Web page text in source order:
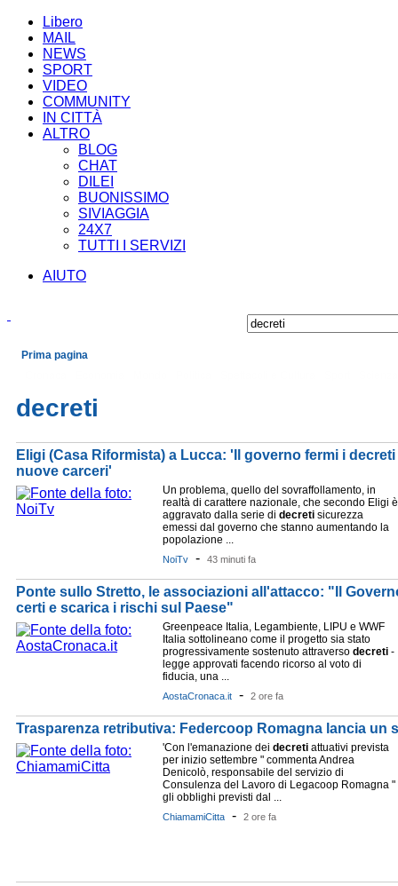
Libero
MAIL
NEWS
SPORT
VIDEO
COMMUNITY
IN CITTÀ
ALTRO
BLOG
CHAT
DILEI
BUONISSIMO
SIVIAGGIA
24X7
TUTTI I SERVIZI
AIUTO
Prima pagina
decreti
Eligi (Casa Riformista) a Lucca: 'Il governo fermi i
nuove carceri'
Un problema, quello del sovraffollamento, in
realtà di carattere nazionale, che secondo Eligi è
aggravato dalla serie di decreti sicurezza
emessi dal governo che stanno aumentando la
popolazione ...
NoiTv - 43 minuti fa
Ponte sullo Stretto, le associazioni all'attacco: "Il
certi e scarica i rischi sul Paese"
Greenpeace Italia, Legambiente, LIPU e WWF
Italia sottolineano come il progetto sia stato
progressivamente sostenuto attraverso decreti -
legge approvati facendo ricorso al voto di
fiducia, una ...
AostaCronaca.it - 2 ore fa
Trasparenza retributiva: Federcoop Romagna lancia un
'Con l'emanazione dei decreti attuativi prevista
per inizio settembre " commenta Andrea
Denicolò, responsabile del servizio di
Consulenza del Lavoro di Legacoop Romagna "
gli obblighi previsti dal ...
ChiamamiCitta - 2 ore fa